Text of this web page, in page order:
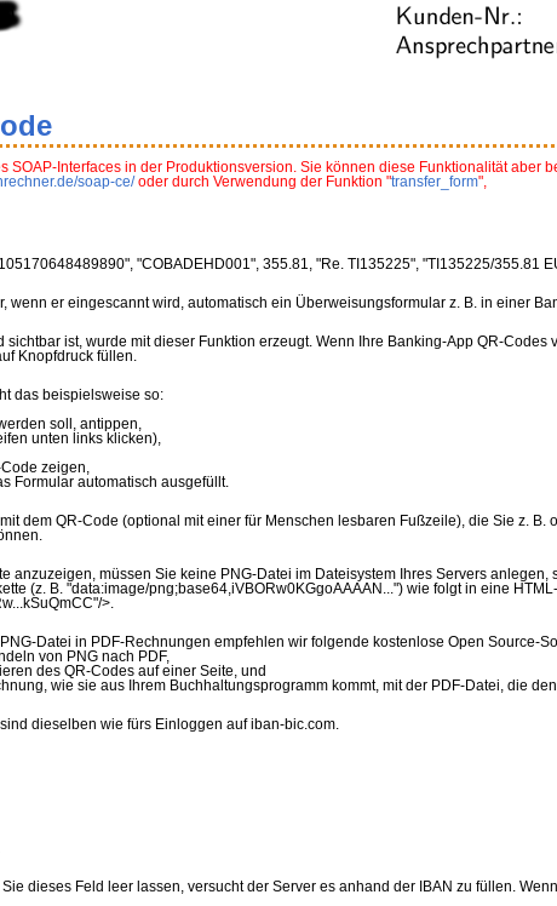
SOAP-Interfaces in der Produktionsversion. Sie können diese Funktionalität aber
soap-ce/oder durch Verwendung der Funktion "transfer_form",
"COBADEHD001", 355.81, "Re. TI135225", "TI135225/355.81
wenn er eingescannt wird, automatisch ein Überweisungsformular z. B. in einer
sichtbar ist, wurde mit dieser Funktion erzeugt. Wenn Ihre Banking-App QR-Codes
Knopfdruck füllen.
das beispielsweise so:
soll, antippen,
unten links klicken),
zeigen,
Formular automatisch ausgefüllt.
dem QR-Code (optional mit einer für Menschen lesbaren Fußzeile), die Sie z. B.
anzuzeigen, müssen Sie keine PNG-Datei im Dateisystem Ihres Servers
(z. B. "data:image/png;base64,iVBORw0KGgoAAAAN...") wie folgt in eine
>.
Datei in PDF-Rechnungen empfehlen wir folgende kostenlose Open Source-
von PNG nach PDF,
des QR-Codes auf einer Seite, und
wie sie aus Ihrem Buchhaltungsprogramm kommt, mit der PDF-Datei, die
dieselben wie fürs Einloggen auf iban-bic.com.
dieses Feld leer lassen, versucht der Server es anhand der IBAN zu füllen.